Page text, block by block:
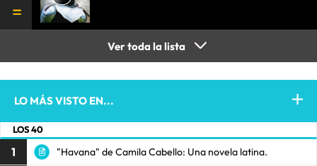
Ver toda la lista
LO MÁS VISTO EN...
LOS 40
1 "Havana" de Camila Cabello: Una novela latina.